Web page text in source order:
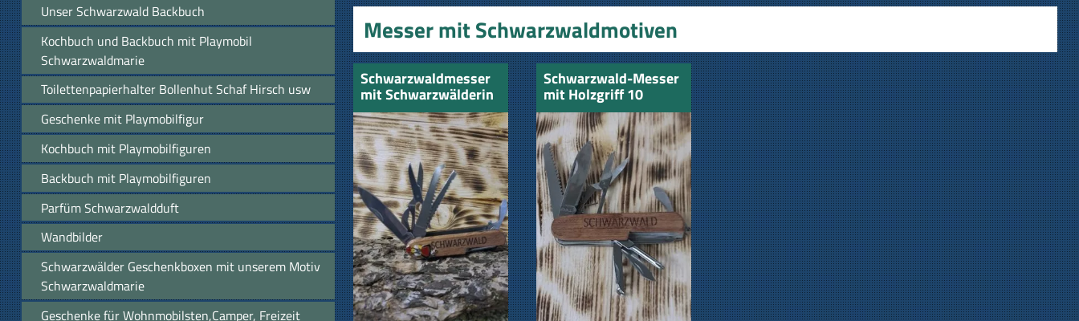
Unser Schwarzwald Backbuch
Kochbuch und Backbuch mit Playmobil
Schwarzwaldmarie
Toilettenpapierhalter Bollenhut Schaf Hirsch usw
Geschenke mit Playmobilfigur
Kochbuch mit Playmobilfiguren
Backbuch mit Playmobilfiguren
Parfüm Schwarzwaldduft
Wandbilder
Schwarzwälder Geschenkboxen mit unserem Motiv
Schwarzwaldmarie
Geschenke für Wohnmobilsten,Camper, Freizeit
Messer mit Schwarzwaldmotiven
Schwarzwaldmesser
mit Schwarzwälderin
Schwarzwald-Messer
mit Holzgriff 10
Funktionen